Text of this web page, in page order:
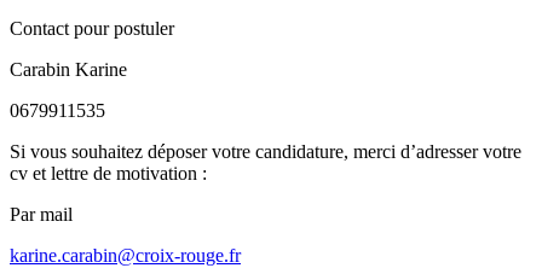
Contact pour postuler
Carabin Karine
0679911535
Si vous souhaitez déposer votre candidature, merci d’adresser votre
cv et lettre de motivation :
Par mail
karine.carabin@croix-rouge.fr